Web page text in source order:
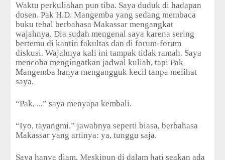
Waktu perkuliahan pun tiba. Saya duduk di hadapan
dosen. Pak H.D. Mangemba yang sedang membaca
buku tebal berbahasa Makassar mengangkat
wajahnya. Dia sudah mengenal saya karena sering
bertemu di kantin fakultas dan di forum-forum
diskusi. Wajahnya kali ini tampak tidak ramah. Saya
mencoba mengingatkan jadwal kuliah, tapi Pak
Mangemba hanya mengangguk kecil tanpa melihat
saya.
“Pak, ...” saya menyapa kembali.
“Iyo, tayangmi,” jawabnya seperti biasa, berbahasa
Makassar yang artinya: ya, tunggu saja.
Saya hanya diam. Meskipun di dalam hati seakan ada